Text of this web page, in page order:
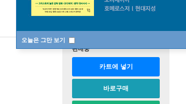
오늘은 그만 보기
판매중
카트에 넣기
바로구매